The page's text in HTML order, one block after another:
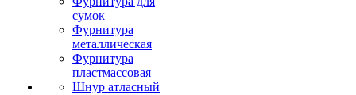
сумок
Фурнитура
металлическая
Фурнитура
пластмассовая
Шнур атласный